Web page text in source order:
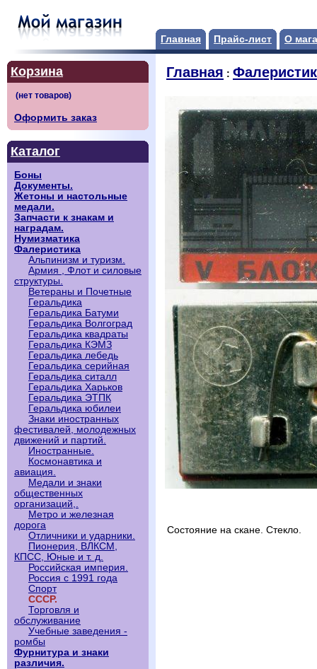
Главная Прайс-лист О
Корзина
Оформить заказ
Каталог
Боны
Документы.
Жетоны и настольные
медали.
Запчасти к знакам и
наградам.
Нумизматика
Фалеристика
Альпинизм и туризм.
Армия , Флот и силовые
структуры.
Ветераны и Почетные
Геральдика
Геральдика Батуми
Геральдика Волгоград
Геральдика квадраты
Геральдика КЭМЗ
Геральдика лебедь
Геральдика серийная
Геральдика ситалл
Геральдика Харьков
Геральдика ЭТПК
Геральдика юбилеи
Знаки иностранных
фестивалей, молодежных
движений и партий.
Иностранные.
Космонавтика и
авиация.
Медали и знаки
общественных
организаций,.
Метро и железная
дорога
Отличники и ударники.
Пионерия, ВЛКСМ,
КПСС, Юные и т. д.
Российская империя.
Россия с 1991 года
Спорт
СССР.
Торговля и
обслуживание
Учебные заведения -
ромбы
Фурнитура и знаки
различия.
Главная :
Состояние на скане. Стекло.